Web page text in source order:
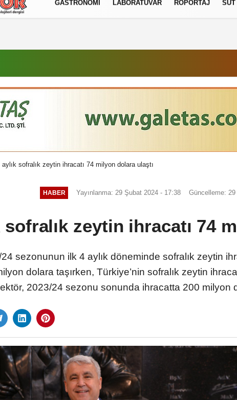
Politikası
GASTRONOMI LABORATUVAR RÖPORTAJ SÜT
aylık sofralık zeytin ihracatı 74 milyon dolara ulaştı
HABER Yayınlanma: 29 Şubat 2024 - 17:38 Güncelleme:
sofralık zeytin ihracatı 74
sezonunun ilk 4 aylık döneminde sofralık zeytin
dolara taşırken, Türkiye’nin sofralık zeytin
2023/24 sezonu sonunda ihracatta 200 milyon